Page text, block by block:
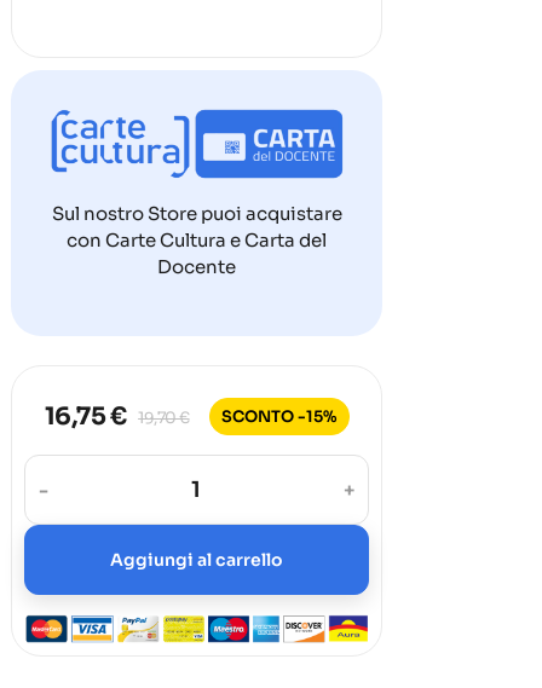
Sul nostro Store puoi acquistare
con Carte Cultura e Carta del
Docente
16,75 € 19,70 € SCONTO -15%
- +
Aggiungi al carrello